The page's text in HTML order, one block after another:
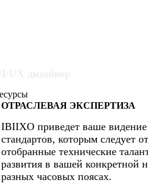
ОТРАСЛЕВАЯ ЭКСПЕРТИЗА
IBIIXO приведет ваше
стандартов, которым следует
отобранные технические
развития в вашей конкретной
разных часовых поясах.